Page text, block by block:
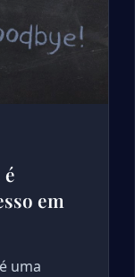
em
uma